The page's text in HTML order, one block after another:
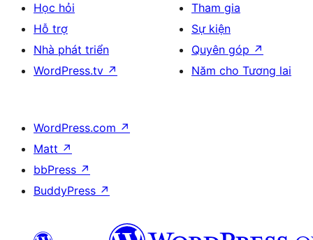
Học hỏi
Hỗ trợ
Nhà phát triển
WordPress.tv ↗
Tham gia
Sự kiện
Quyên góp ↗
Năm cho Tương lai
WordPress.com ↗
Matt ↗
bbPress ↗
BuddyPress ↗